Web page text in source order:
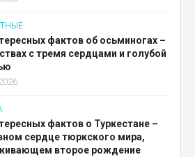
фактов об осьминогах –
с тремя сердцами и голубой
фактов о Туркестане –
сердце тюркского мира,
второе рождение